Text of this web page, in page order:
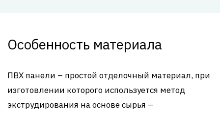
Особенность материала
ПВХ панели – простой отделочный материал, при
изготовлении которого используется метод
экструдирования на основе сырья –